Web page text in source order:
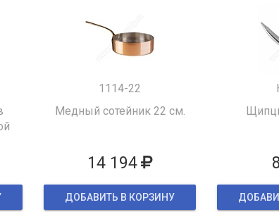
1114-22
Медный сотейник 22 см.
14 194
ДОБАВИТЬ В КОРЗИНУ